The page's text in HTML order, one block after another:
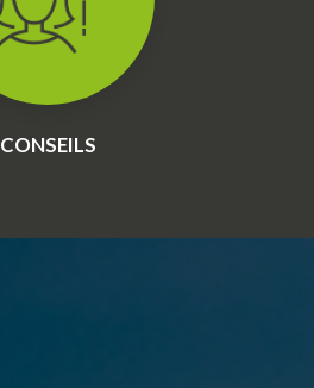
CONSEILS